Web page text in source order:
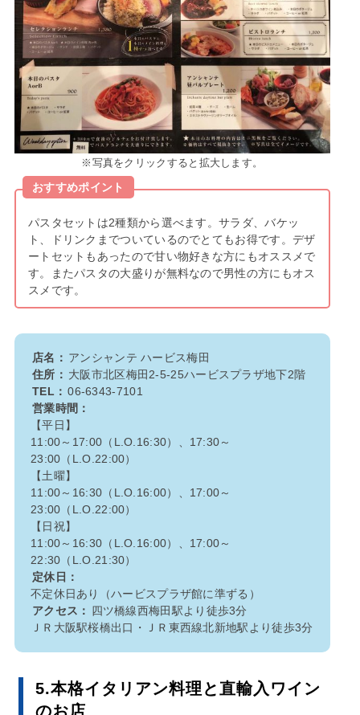
※写真をクリックすると拡大します。
おすすめポイント
パスタセットは2種類から選べます。サラダ、バケッ
ト、ドリンクまでついているのでとてもお得です。デザ
ートセットもあったので甘い物好きな方にもオススメで
す。またパスタの大盛りが無料なので男性の方にもオス
スメです。
店名： アンシャンテ ハービス梅田
住所： 大阪市北区梅田2-5-25ハービスプラザ地下2階
TEL： 06-6343-7101
営業時間：
【平日】
11:00～17:00（L.O.16:30）、17:30～
23:00（L.O.22:00）
【土曜】
11:00～16:30（L.O.16:00）、17:00～
23:00（L.O.22:00）
【日祝】
11:00～16:30（L.O.16:00）、17:00～
22:30（L.O.21:30）
定休日：
不定休日あり（ハービスプラザ館に準ずる）
アクセス： 四ツ橋線西梅田駅より徒歩3分
ＪＲ大阪駅桜橋出口・ＪＲ東西線北新地駅より徒歩3分
5.本格イタリアン料理と直輸入ワイン
のお店